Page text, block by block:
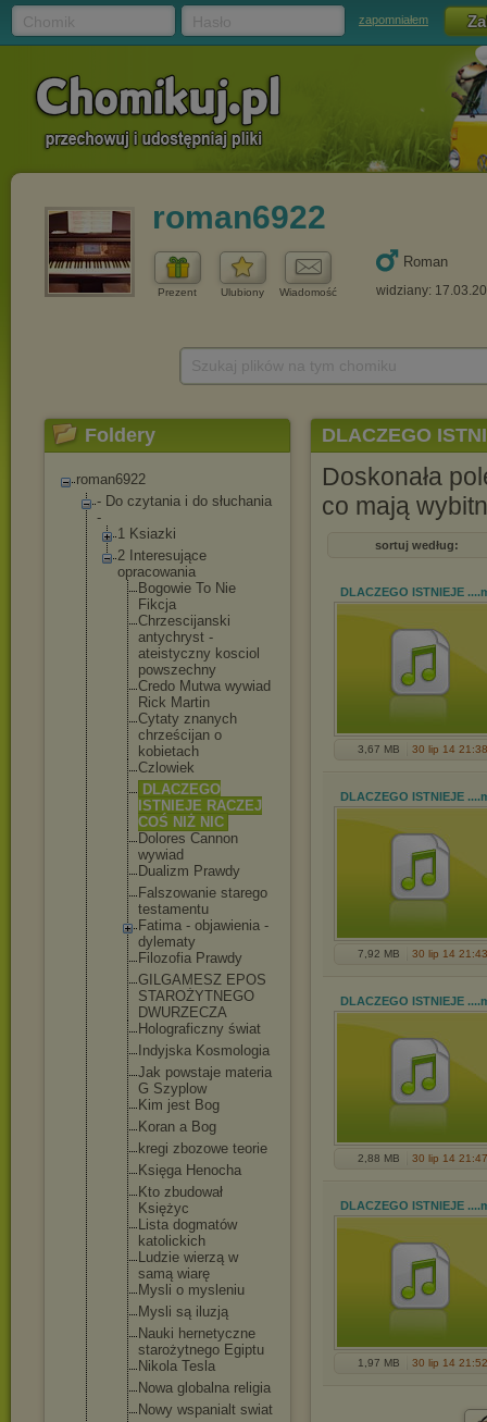
zapomniałem
roman6922
Prezent Ulubiony Wiadomość
Roman
widziany:
Foldery
roman6922
- Do czytania i do słuchania
-
1 Ksiazki
2 Interesujące
opracowania
Bogowie To Nie
Fikcja
Chrzescijanski
antychryst -
ateistyczny kosciol
powszechny
Credo Mutwa wywiad
Rick Martin
Cytaty znanych
chrześcijan o
kobietach
Czlowiek
DLACZEGO
ISTNIEJE RACZEJ
COŚ NIŻ NIC
Dolores Cannon
wywiad
Dualizm Prawdy
Falszowanie starego
testamentu
Fatima - objawienia -
dylematy
Filozofia Prawdy
GILGAMESZ EPOS
STAROŻYTNEGO
DWURZECZA
Holograficzny świat
Indyjska Kosmologia
Jak powstaje materia
G Szyplow
Kim jest Bog
Koran a Bog
kregi zbozowe teorie
Księga Henocha
Kto zbudował
Księżyc
Lista dogmatów
katolickich
Ludzie wierzą w
samą wiarę
Mysli o mysleniu
Mysli są iluzją
Nauki hernetyczne
starożytnego Egiptu
Nikola Tesla
Nowa globalna religia
Nowy wspanialt swiat
DLACZEGO
Doskonała
co mają
sortuj według:
DLACZEGO ISTNIEJE ...
3,67 MB 30 lip 14 21:38
DLACZEGO ISTNIEJE ...
7,92 MB 30 lip 14 21:43
DLACZEGO ISTNIEJE ...
2,88 MB 30 lip 14 21:47
DLACZEGO ISTNIEJE ...
1,97 MB 30 lip 14 21:52